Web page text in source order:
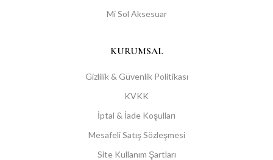
Mi Sol Aksesuar
KURUMSAL
Gizlilik & Güvenlik Politikası
KVKK
İptal & İade Koşulları
Mesafeli Satış Sözleşmesi
Site Kullanım Şartları